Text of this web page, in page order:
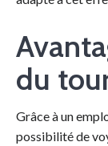
du
Grâce à un
possibilité de